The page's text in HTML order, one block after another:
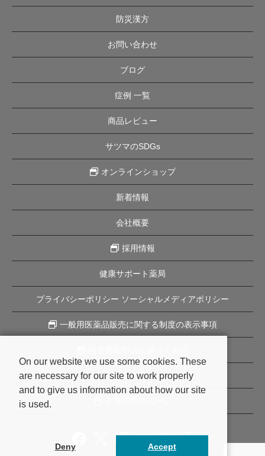
防災漢方
お問い合わせ
ブログ
症例 一覧
商品レビュー
サツマのSDGs
オンラインショップ
新着情報
会社概要
採用情報
健康サポート薬局
プライバシーポリシー ソーシャルメディアポリシー
一般用医薬品販売に関する制度の表示事項
企業理念
On our website we use some cookies. These
are necessary for our site to work properly
and to give us information about how our site
is used.
Deny Accept